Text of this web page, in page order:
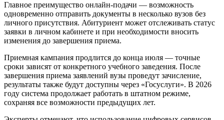
Главное преимущество онлайн-подачи — возможность
одновременно отправить документы в несколько вузов без
личного присутствия. Абитуриент может отслеживать статус
заявки в личном кабинете и при необходимости вносить
изменения до завершения приема.
Приемная кампания продлится до конца июля — точные
сроки зависят от конкретного учебного заведения. После
завершения приема заявлений вузы проведут зачисление,
результаты также будут доступны через «Госуслуги». В 2026
году система продолжает работать в штатном режиме,
сохраняя все возможности предыдущих лет.